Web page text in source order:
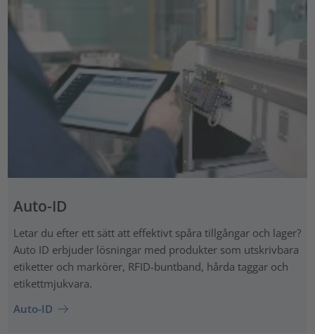
Auto-ID
Letar du efter ett sätt att effektivt spåra tillgångar och lager?
Auto ID erbjuder lösningar med produkter som utskrivbara
etiketter och markörer, RFID-buntband, hårda taggar och
etikettmjukvara.
Auto-ID